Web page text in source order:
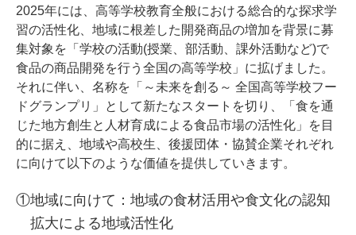
2025年には、高等学校教育全般における総合的な探求学
習の活性化、地域に根差した開発商品の増加を背景に募
集対象を「学校の活動(授業、部活動、課外活動など)で
食品の商品開発を行う全国の高等学校」に拡げました。
それに伴い、名称を「～未来を創る～ 全国高等学校フー
ドグランプリ」として新たなスタートを切り、「食を通
じた地方創生と人材育成による食品市場の活性化」を目
的に据え、地域や高校生、後援団体・協賛企業それぞれ
に向けて以下のような価値を提供していきます。
①地域に向けて：地域の食材活用や食文化の認知
拡大による地域活性化